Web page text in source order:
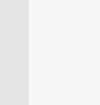
منابع با
به قاچاق
دارویی
عادلانه آب در
تصریح کرد:
این منابع با